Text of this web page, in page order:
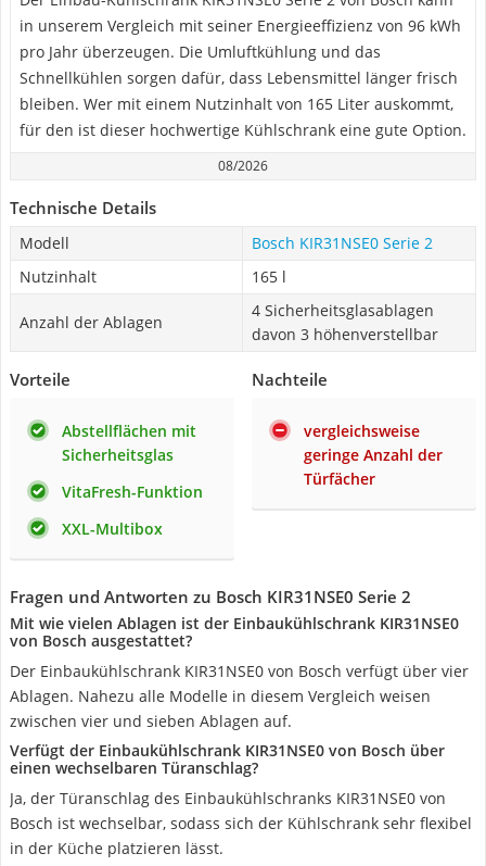
in unserem Vergleich mit seiner Energieeffizienz von 96 kWh
pro Jahr überzeugen. Die Umluftkühlung und das
Schnellkühlen sorgen dafür, dass Lebensmittel länger frisch
bleiben. Wer mit einem Nutzinhalt von 165 Liter auskommt,
für den ist dieser hochwertige Kühlschrank eine gute Option.
08/2026
Technische Details
Modell
Bosch KIR31NSE0 Serie 2
Nutzinhalt
165 l
Anzahl der Ablagen
4 Sicherheitsglasablagen
davon 3 höhenverstellbar
Vorteile
Abstellflächen mit
Sicherheitsglas
VitaFresh-Funktion
XXL-Multibox
Nachteile
vergleichsweise
geringe Anzahl der
Türfächer
Fragen und Antworten zu Bosch KIR31NSE0 Serie 2
Mit wie vielen Ablagen ist der Einbaukühlschrank KIR31NSE0
von Bosch ausgestattet?
Der Einbaukühlschrank KIR31NSE0 von Bosch verfügt über vier
Ablagen. Nahezu alle Modelle in diesem Vergleich weisen
zwischen vier und sieben Ablagen auf.
Verfügt der Einbaukühlschrank KIR31NSE0 von Bosch über
einen wechselbaren Türanschlag?
Ja, der Türanschlag des Einbaukühlschranks KIR31NSE0 von
Bosch ist wechselbar, sodass sich der Kühlschrank sehr flexibel
in der Küche platzieren lässt.